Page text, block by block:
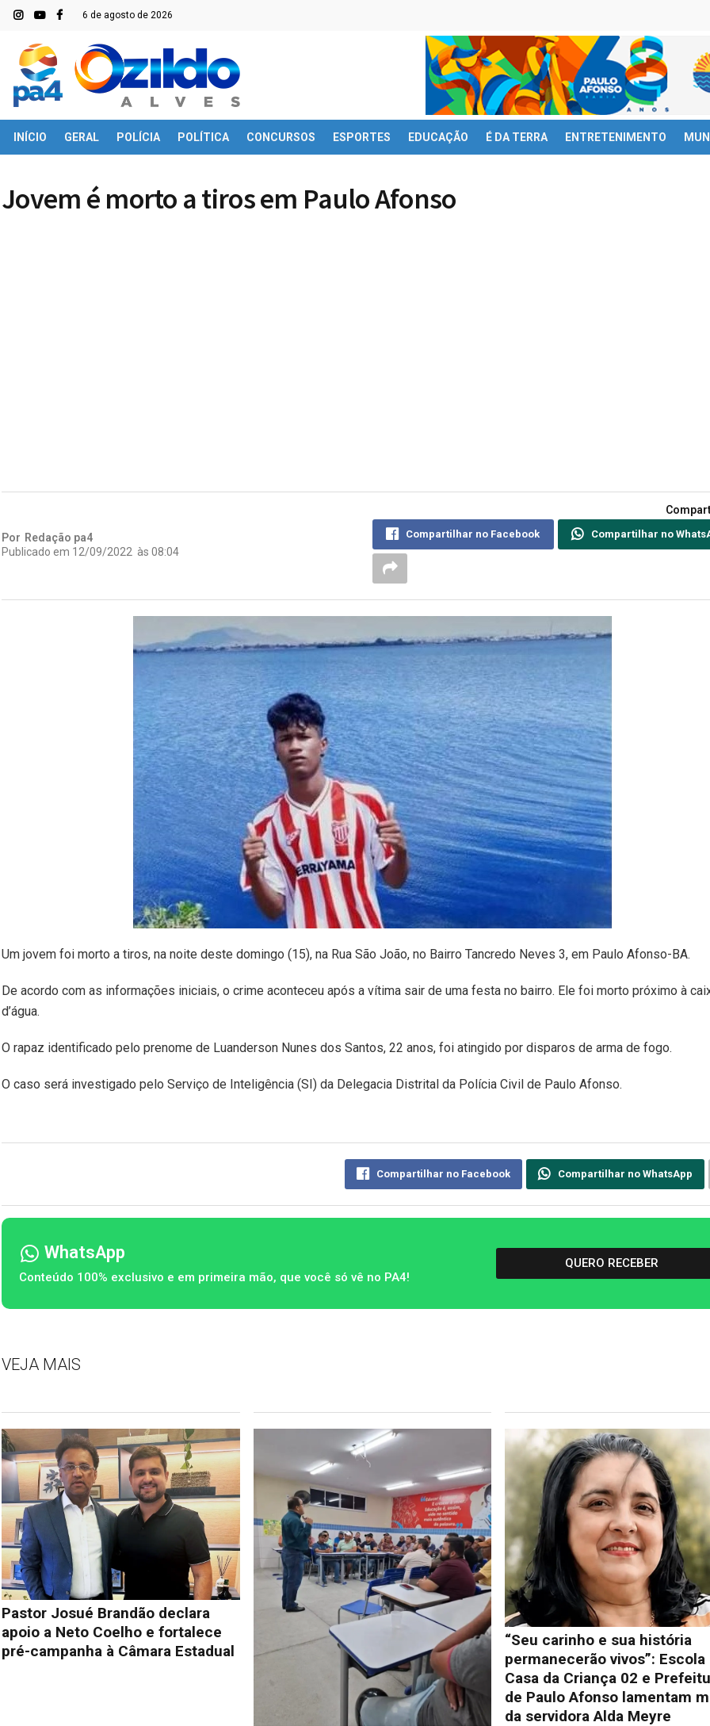
6 de agosto de 2026
INÍCIO GERAL POLÍCIA POLÍTICA CONCURSOS ESPORTES EDUCAÇÃO É DA TERRA ENTRETENIMENTO
Jovem é morto a tiros em Paulo Afonso
Por Redação pa4
Publicado em 12/09/2022 às 08:04
Compartilhar no Facebook Compartilhar no
Um jovem foi morto a tiros, na noite deste domingo (15), na Rua São João, no Bairro Tancredo Neves 3, em Paulo Afonso-BA.
De acordo com as informações iniciais, o crime aconteceu após a vítima sair de uma festa no bairro. Ele foi morto próximo à
d’água.
O rapaz identificado pelo prenome de Luanderson Nunes dos Santos, 22 anos, foi atingido por disparos de arma de fogo.
O caso será investigado pelo Serviço de Inteligência (SI) da Delegacia Distrital da Polícia Civil de Paulo Afonso.
Compartilhar no Facebook Compartilhar no WhatsApp
WhatsApp
Conteúdo 100% exclusivo e em primeira mão, que você só vê no PA4!
QUERO RECEBER
VEJA MAIS
Pastor Josué Brandão declara
apoio a Neto Coelho e fortalece
pré-campanha à Câmara Estadual
“Seu carinho e sua história
permanecerão vivos”: Escola
Casa da Criança 02 e
de Paulo Afonso lamentam
da servidora Alda Meyre